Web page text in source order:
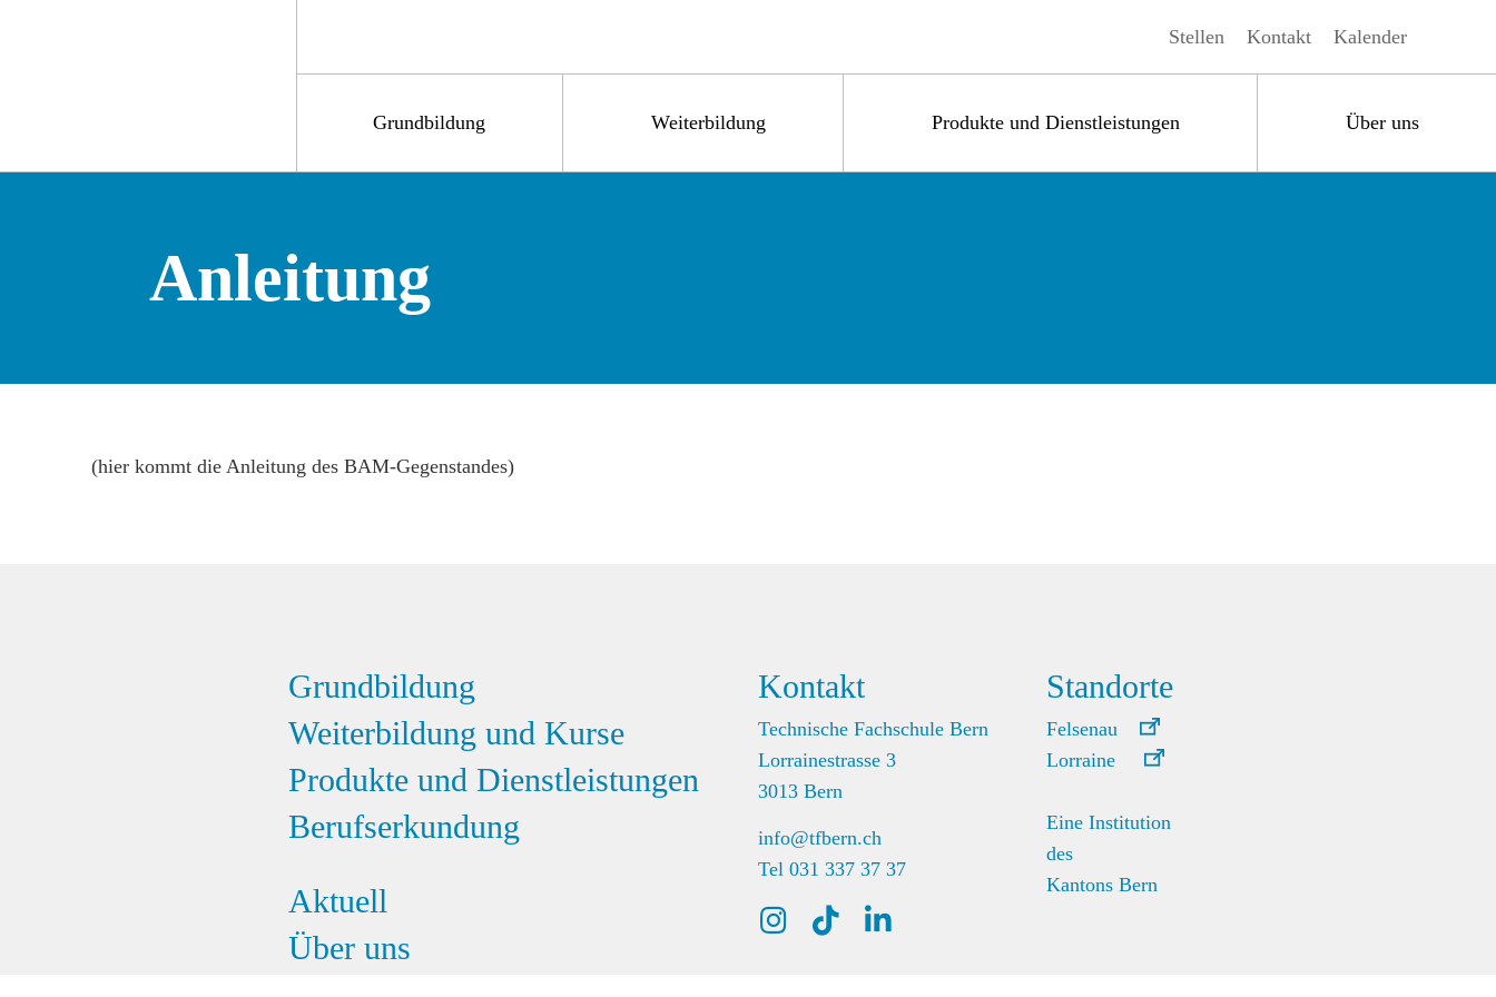
Stellen Kontakt Kalender
Grundbildung Weiterbildung Produkte und Dienstleistungen Über uns
Anleitung
(hier kommt die Anleitung des BAM-Gegenstandes)
Grundbildung
Weiterbildung und Kurse
Produkte und Dienstleistungen
Berufserkundung
Aktuell
Über uns
Kontakt
Technische Fachschule Bern
Lorrainestrasse 3
3013 Bern
info@tfbern.ch
Tel 031 337 37 37
Standorte
Felsenau
Lorraine
Eine Institution
des
Kantons Bern